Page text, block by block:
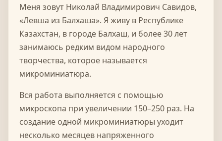
Меня зовут Николай Владимирович Савидов,
«Левша из Балхаша». Я живу в Республике
Казахстан, в городе Балхаш, и более 30 лет
занимаюсь редким видом народного
творчества, которое называется
микроминиатюра.
Вся работа выполняется с помощью
микроскопа при увеличении 150–250 раз. На
создание одной микроминиатюры уходит
несколько месяцев напряженного